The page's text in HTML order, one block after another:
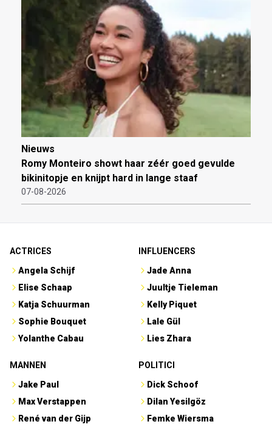
Nieuws
Romy Monteiro showt haar zéér goed gevulde
bikinitopje en knijpt hard in lange staaf
07-08-2026
ACTRICES
Angela Schijf
Elise Schaap
Katja Schuurman
Sophie Bouquet
Yolanthe Cabau
INFLUENCERS
Jade Anna
Juultje Tieleman
Kelly Piquet
Lale Gül
Lies Zhara
MANNEN
Jake Paul
Max Verstappen
René van der Gijp
POLITICI
Dick Schoof
Dilan Yesilgöz
Femke Wiersma